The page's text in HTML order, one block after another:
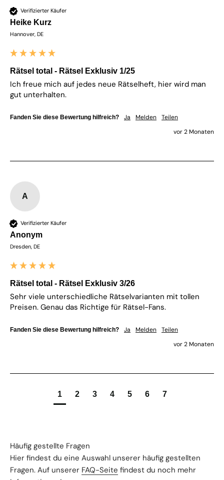
Verifizierter Käufer
Heike Kurz
Hannover, DE
Rätsel total - Rätsel Exklusiv 1/25
Ich freue mich auf jedes neue Rätselheft, hier wird man
gut unterhalten.
Fanden Sie diese Bewertung hilfreich? Ja Melden
Teilen
vor 2 Monaten
A
Verifizierter Käufer
Anonym
Dresden, DE
Rätsel total - Rätsel Exklusiv 3/26
Sehr viele unterschiedliche Rätselvarianten mit tollen
Preisen. Genau das Richtige für Rätsel-Fans.
Fanden Sie diese Bewertung hilfreich? Ja Melden
Teilen
vor 2 Monaten
1 2 3 4 5 6 7
Häufig gestellte Fragen
Hier findest du eine Auswahl unserer häufig gestellten
Fragen. Auf unserer FAQ-Seite findest du noch mehr